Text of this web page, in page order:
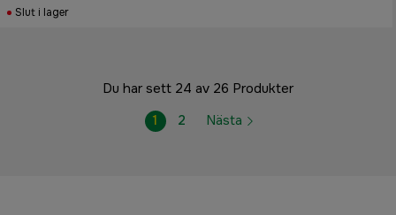
Slut i lager
Du har sett 24 av 26 Produkter
1
2 Nästa